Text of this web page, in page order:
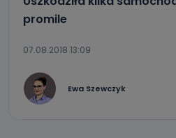
promile
07.08.2018 13:09
Ewa Szewczyk